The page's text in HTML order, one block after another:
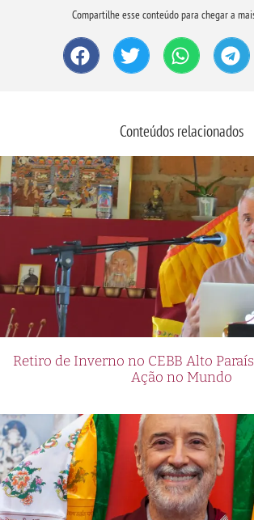
Compartilhe esse conteúdo para chegar a
Conteúdos relacionados
Retiro de Inverno no CEBB Alto
Ação no Mundo